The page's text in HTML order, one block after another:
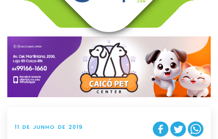
v
g
t
i
o
n
11 DE JUNHO DE 2019